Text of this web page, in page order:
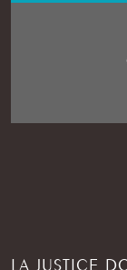
LA JUSTICE